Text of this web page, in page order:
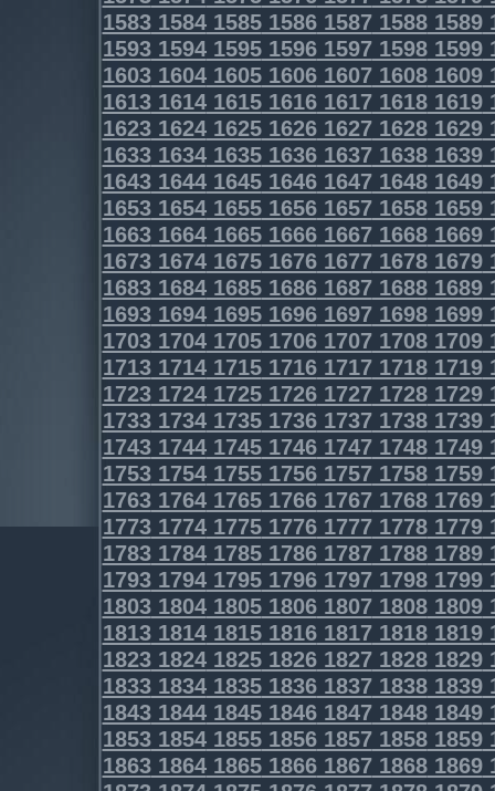
1583158415851586158715881589
1593159415951596159715981599
1603160416051606160716081609
1613161416151616161716181619
1623162416251626162716281629
1633163416351636163716381639
1643164416451646164716481649
1653165416551656165716581659
1663166416651666166716681669
1673167416751676167716781679
1683168416851686168716881689
1693169416951696169716981699
1703170417051706170717081709
1713171417151716171717181719
1723172417251726172717281729
1733173417351736173717381739
1743174417451746174717481749
1753175417551756175717581759
1763176417651766176717681769
1773177417751776177717781779
1783178417851786178717881789
1793179417951796179717981799
1803180418051806180718081809
1813181418151816181718181819
1823182418251826182718281829
1833183418351836183718381839
1843184418451846184718481849
1853185418551856185718581859
1863186418651866186718681869